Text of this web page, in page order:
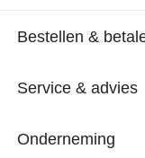
Bestellen &
Service & advies
Onderneming